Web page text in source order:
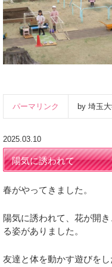
パーマリンク by 埼玉
2025.03.10
陽気に誘われて
春がやってきました。
陽気に誘われて、花が開
る姿がありました。
友達と体を動かす遊びを